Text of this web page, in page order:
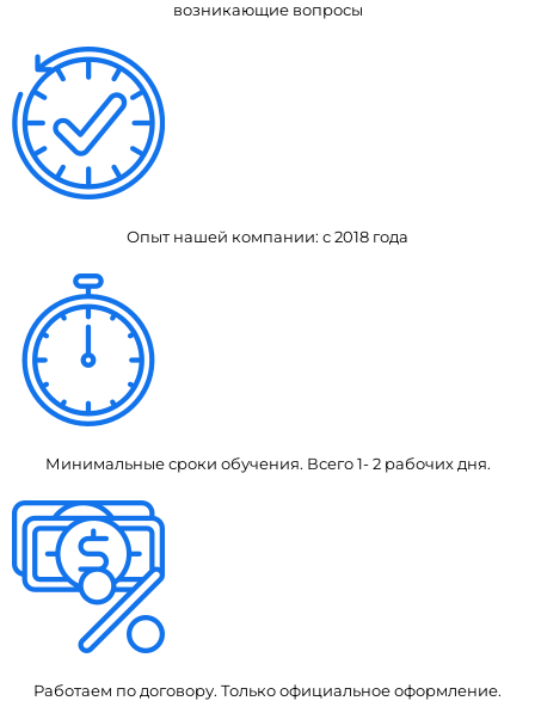
возникающие вопросы
Опыт нашей компании: с 2018 года
Минимальные сроки обучения. Всего 1- 2 рабочих дня.
Работаем по договору. Только официальное оформление.